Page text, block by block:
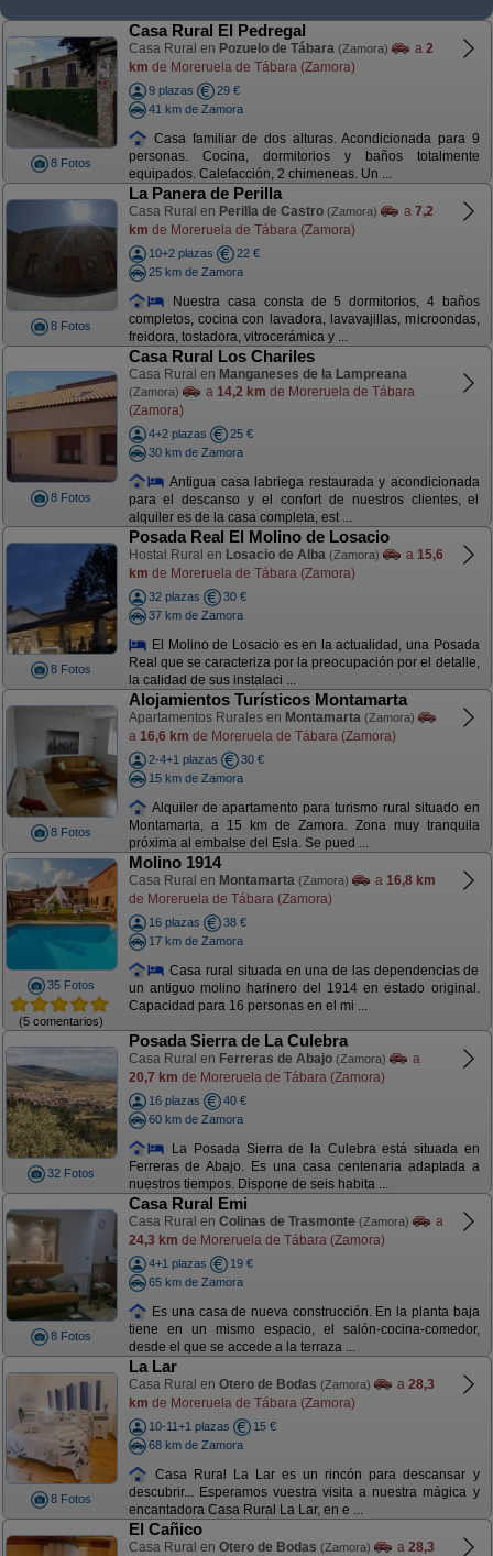
8 Fotos
Casa Rural El Pedregal
Casa Rural en Pozuelo de Tábara (Zamora) a 2
km de Moreruela de Tábara (Zamora)
9 plazas
29 €
41 km de Zamora
Casa familiar de dos alturas. Acondicionada para 9
personas. Cocina, dormitorios y baños totalmente
equipados. Calefacción, 2 chimeneas. Un ...
8 Fotos
La Panera de Perilla
Casa Rural en Perilla de Castro (Zamora) a 7,2
km de Moreruela de Tábara (Zamora)
10+2 plazas
22 €
25 km de Zamora
Nuestra casa consta de 5 dormitorios, 4 baños
completos, cocina con lavadora, lavavajillas, microondas,
freidora, tostadora, vitrocerámica y ...
8 Fotos
Casa Rural Los Chariles
Casa Rural en Manganeses de la Lampreana
(Zamora) a 14,2 km de Moreruela de Tábara
(Zamora)
4+2 plazas
25 €
30 km de Zamora
Antigua casa labriega restaurada y acondicionada
para el descanso y el confort de nuestros clientes, el
alquiler es de la casa completa, est ...
8 Fotos
Posada Real El Molino de Losacio
Hostal Rural en Losacio de Alba (Zamora) a 15,6
km de Moreruela de Tábara (Zamora)
32 plazas
30 €
37 km de Zamora
El Molino de Losacio es en la actualidad, una Posada
Real que se caracteriza por la preocupación por el detalle,
la calidad de sus instalaci ...
8 Fotos
Alojamientos Turísticos Montamarta
Apartamentos Rurales en Montamarta (Zamora)
a 16,6 km de Moreruela de Tábara (Zamora)
2-4+1 plazas
30 €
15 km de Zamora
Alquiler de apartamento para turismo rural situado en
Montamarta, a 15 km de Zamora. Zona muy tranquila
próxima al embalse del Esla. Se pued ...
35 Fotos
(5 comentarios)
Molino 1914
Casa Rural en Montamarta (Zamora) a 16,8 km
de Moreruela de Tábara (Zamora)
16 plazas
38 €
17 km de Zamora
Casa rural situada en una de las dependencias de
un antiguo molino harinero del 1914 en estado original.
Capacidad para 16 personas en el mi ...
32 Fotos
Posada Sierra de La Culebra
Casa Rural en Ferreras de Abajo (Zamora)
a
20,7 km de Moreruela de Tábara (Zamora)
16 plazas
40 €
60 km de Zamora
La Posada Sierra de la Culebra está situada en
Ferreras de Abajo. Es una casa centenaria adaptada a
nuestros tiempos. Dispone de seis habita ...
8 Fotos
Casa Rural Emi
Casa Rural en Colinas de Trasmonte (Zamora)
a
24,3 km de Moreruela de Tábara (Zamora)
4+1 plazas
19 €
65 km de Zamora
Es una casa de nueva construcción. En la planta baja
tiene en un mismo espacio, el salón-cocina-comedor,
desde el que se accede a la terraza ...
8 Fotos
La Lar
Casa Rural en Otero de Bodas (Zamora) a 28,3
km de Moreruela de Tábara (Zamora)
10-11+1 plazas
15 €
68 km de Zamora
Casa Rural La Lar es un rincón para descansar y
descubrir... Esperamos vuestra visita a nuestra mágica y
encantadora Casa Rural La Lar, en e ...
El Cañico
Casa Rural en Otero de Bodas (Zamora) a 28,3